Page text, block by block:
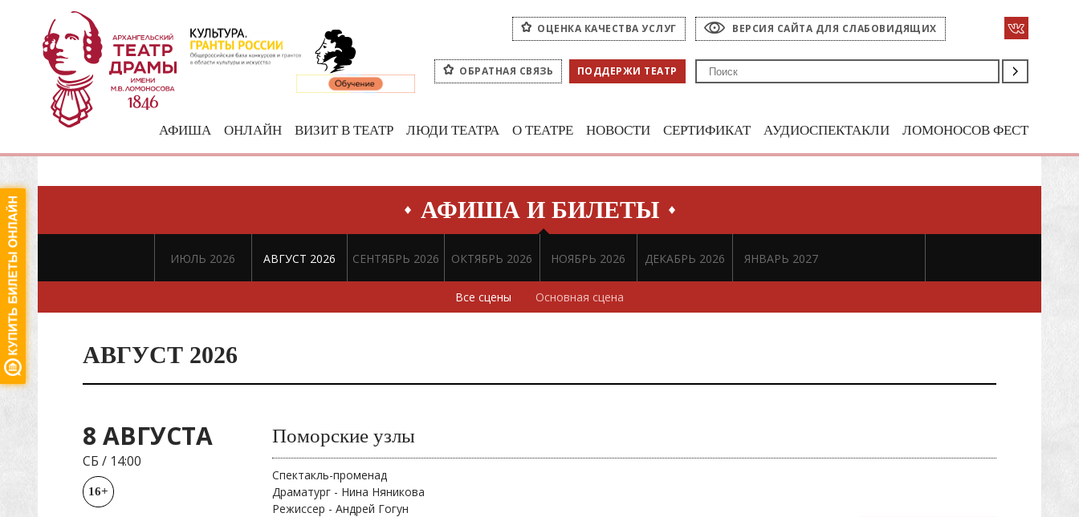
ОЦЕНКА КАЧЕСТВА УСЛУГ ВЕРСИЯ САЙТА ДЛЯ СЛАБОВИДЯЩИХ
ОБРАТНАЯ СВЯЗЬ ПОДДЕРЖИ ТЕАТР
АФИША ОНЛАЙН ВИЗИТ В ТЕАТР ЛЮДИ ТЕАТРА О ТЕАТРЕ НОВОСТИ СЕРТИФИКАТ АУДИОСПЕКТАКЛИ ЛОМОНОСОВ ФЕСТ
АФИША И БИЛЕТЫ
ИЮЛЬ 2026 АВГУСТ 2026 СЕНТЯБРЬ 2026 ОКТЯБРЬ 2026 НОЯБРЬ 2026 ДЕКАБРЬ 2026 ЯНВАРЬ 2027
Все сцены Основная сцена
АВГУСТ 2026
8 АВГУСТА
СБ / 14:00
16+
Поморские узлы
Спектакль-променад
Драматург - Нина Няникова
Режиссер - Андрей Гогун